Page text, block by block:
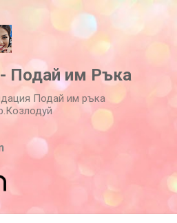
към основното съдържание
Подай им Ръка
Подай им ръка